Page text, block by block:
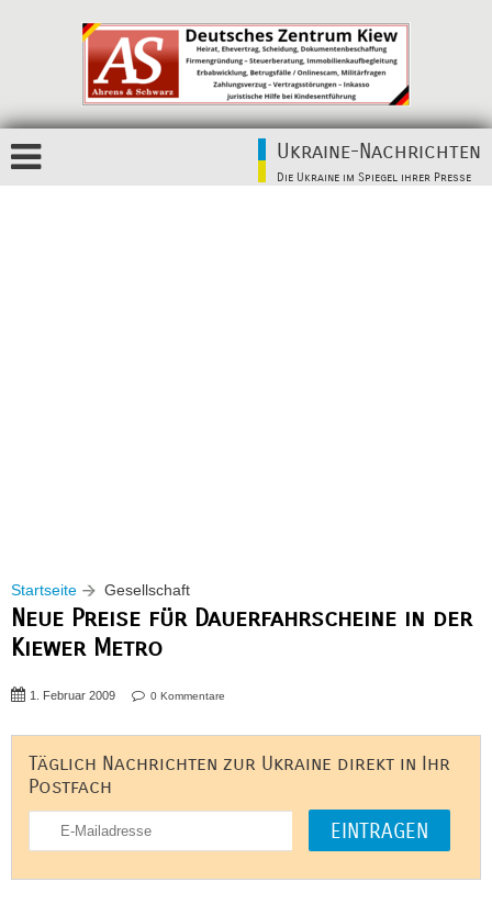
Ukraine-Nachrichten
Die Ukraine im Spiegel ihrer Presse
Startseite Gesellschaft
Neue Preise für Dauerfahrscheine in der
Kiewer Metro
1. Februar 2009 0 Kommentare
Täglich Nachrichten zur Ukraine direkt in Ihr
Postfach